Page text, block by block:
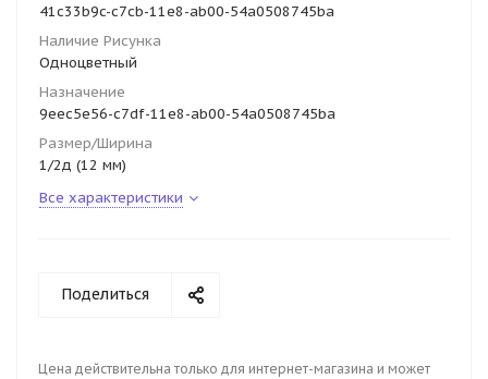
41c33b9c-c7cb-11e8-ab00-54a0508745ba
Наличие Рисунка
Одноцветный
Назначение
9eec5e56-c7df-11e8-ab00-54a0508745ba
Размер/Ширина
1/2д (12 мм)
Все характеристики
Поделиться
Цена действительна только для интернет-магазина и может